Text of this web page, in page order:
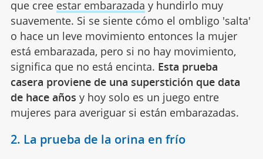
que cree estar embarazada y hundirlo muy
suavemente. Si se siente cómo el ombligo 'salta'
o hace un leve movimiento entonces la mujer
está embarazada, pero si no hay movimiento,
significa que no está encinta. Esta prueba
casera proviene de una superstición que data
de hace años y hoy solo es un juego entre
mujeres para averiguar si están embarazadas.
2. La prueba de la orina en frío